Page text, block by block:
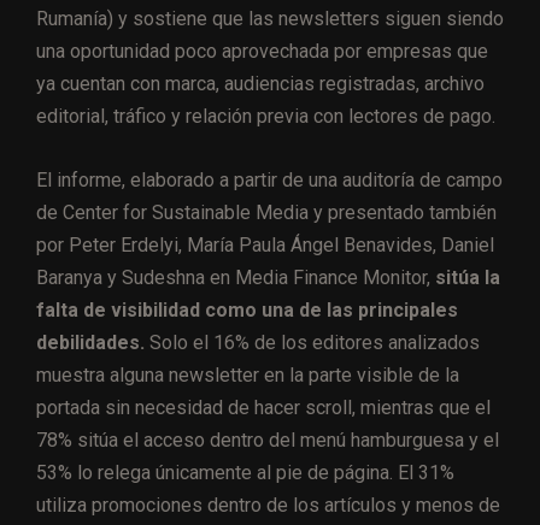
Rumanía) y sostiene que las newsletters siguen siendo
una oportunidad poco aprovechada por empresas que
ya cuentan con marca, audiencias registradas, archivo
editorial, tráfico y relación previa con lectores de pago.
El informe, elaborado a partir de una auditoría de campo
de Center for Sustainable Media y presentado también
por Peter Erdelyi, María Paula Ángel Benavides, Daniel
Baranya y Sudeshna en Media Finance Monitor, sitúa la
falta de visibilidad como una de las principales
debilidades. Solo el 16% de los editores analizados
muestra alguna newsletter en la parte visible de la
portada sin necesidad de hacer scroll, mientras que el
78% sitúa el acceso dentro del menú hamburguesa y el
53% lo relega únicamente al pie de página. El 31%
utiliza promociones dentro de los artículos y menos de